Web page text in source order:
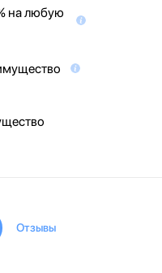
на любую
Отзывы